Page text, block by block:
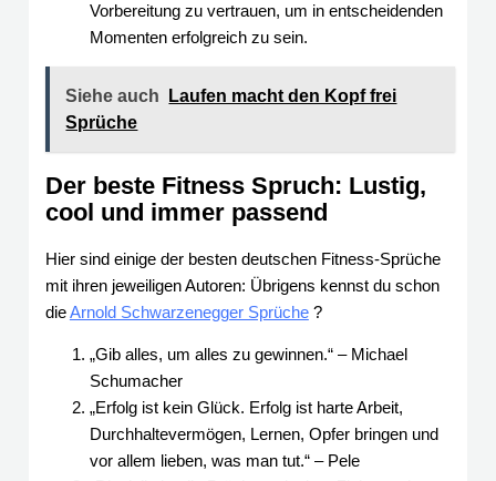
Vorbereitung zu vertrauen, um in entscheidenden
Momenten erfolgreich zu sein.
Siehe auch
Laufen macht den Kopf frei
Sprüche
Der beste Fitness Spruch: Lustig,
cool und immer passend
Hier sind einige der besten deutschen Fitness-Sprüche
mit ihren jeweiligen Autoren: Übrigens kennst du schon
dieArnold Schwarzenegger Sprüche?
„Gib alles, um alles zu gewinnen.“ – Michael
Schumacher
„Erfolg ist kein Glück. Erfolg ist harte Arbeit,
Durchhaltevermögen, Lernen, Opfer bringen und
vor allem lieben, was man tut.“ – Pele